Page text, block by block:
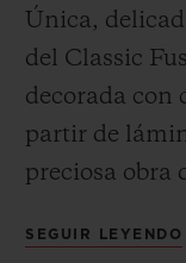
Única,
del Classic
decorada con
partir de
preciosa obra
de cerámica
SEGUIR LEYENDO
ESTUCHE DE